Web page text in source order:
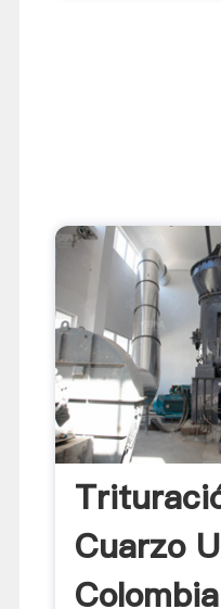
Cuarzo
Colombia